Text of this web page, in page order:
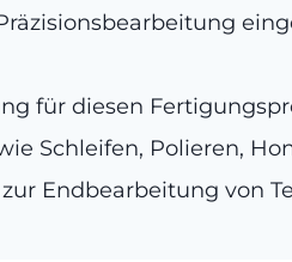
für diesen
Schleifen, Polieren,
Endbearbeitung von